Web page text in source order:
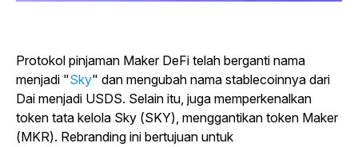
Protokol pinjaman Maker DeFi telah berganti nama
menjadi "Sky" dan mengubah nama stablecoinnya dari
Dai menjadi USDS. Selain itu, juga memperkenalkan
token tata kelola Sky (SKY), menggantikan token Maker
(MKR). Rebranding ini bertujuan untuk